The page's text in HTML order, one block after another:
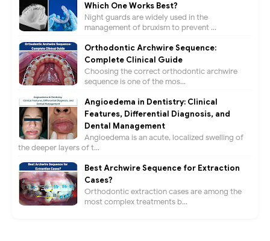
Which One Works Best?
Night guards are widely used in the
management of bruxism to prevent ...
Orthodontic Archwire Sequence:
Complete Clinical Guide
Choosing the correct orthodontic archwire
sequence is one of the mos...
Angioedema in Dentistry: Clinical
Features, Differential Diagnosis, and
Dental Management
Angioedema is an acute, localized swelling of
the deeper layers of t...
Best Archwire Sequence for Extraction
Cases?
Orthodontic extraction cases are among the
most complex treatments b...